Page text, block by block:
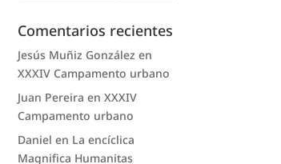
Comentarios recientes
Jesús Muñiz González en
XXXIV Campamento urbano
Juan Pereira enXXXIV
Campamento urbano
Daniel en La encíclica
Magnifica Humanitas